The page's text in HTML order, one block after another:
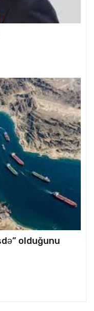
olduğunu